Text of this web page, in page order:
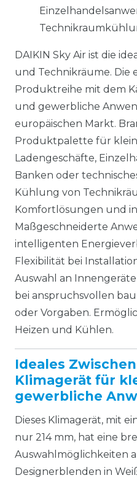
DAIKIN Sky Air ist die
und Technikräume. Die
Produktreihe mit dem
und gewerbliche
europäischen Markt.
Produktpalette für
Ladengeschäfte,
Banken oder
Kühlung von
Komfortlösungen und
Maßgeschneiderte
intelligenten
Flexibilität bei
Auswahl an
bei anspruchsvollen
oder Vorgaben.
Heizen und Kühlen.
Ideales
Klimagerät für
gewerbliche
Dieses Klimagerät, mit
nur 214 mm, hat eine
Auswahlmöglichkeiten
Designerblenden in